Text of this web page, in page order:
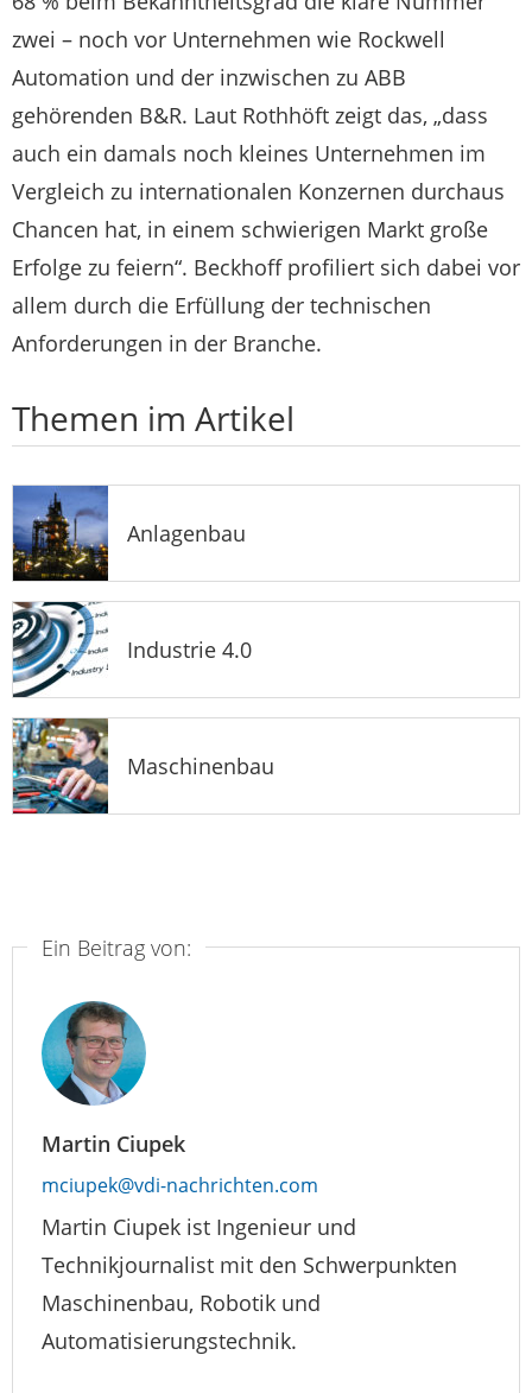
zwei – noch vor Unternehmen wie Rockwell
Automation und der inzwischen zu ABB
gehörenden B&R. Laut Rothhöft zeigt das, „dass
auch ein damals noch kleines Unternehmen im
Vergleich zu internationalen Konzernen durchaus
Chancen hat, in einem schwierigen Markt große
Erfolge zu feiern“. Beckhoff profiliert sich dabei vor
allem durch die Erfüllung der technischen
Anforderungen in der Branche.
Themen im Artikel
Anlagenbau
Industrie 4.0
Maschinenbau
Ein Beitrag von:
Martin Ciupek
mciupek@vdi-nachrichten.com
Martin Ciupek ist Ingenieur und
Technikjournalist mit den Schwerpunkten
Maschinenbau, Robotik und
Automatisierungstechnik.